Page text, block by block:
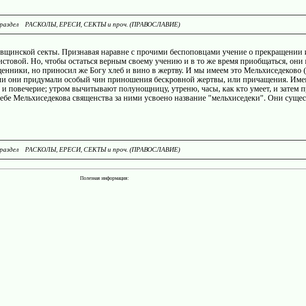
РАСКОЛЫ, ЕРЕСИ, СЕКТЫ и проч. (ПРАВОСЛАВИЕ)
секты. Признавая наравне с прочими беспоповцами учение о
Но, чтобы остаться верным своему учению и в то же время приобщаться,
но приносил же Богу хлеб и вино в жертву. И мы имеем это Мельхиседеково
они придумали особый чин приношения бескровной жертвы, или причащения.
повечерие; утром вычитывают полунощницу, утреню, часы, как кто умеет, и затем
Мельхиседекова священства за ними усвоено название "мельхиседеки". Они
РАСКОЛЫ, ЕРЕСИ, СЕКТЫ и проч. (ПРАВОСЛАВИЕ)
Полезная информация: